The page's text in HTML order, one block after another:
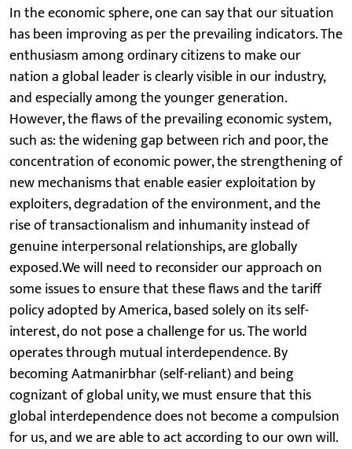
In the economic sphere, one can say that our situation
has been improving as per the prevailing indicators. The
enthusiasm among ordinary citizens to make our
nation a global leader is clearly visible in our industry,
and especially among the younger generation.
However, the flaws of the prevailing economic system,
such as: the widening gap between rich and poor, the
concentration of economic power, the strengthening of
new mechanisms that enable easier exploitation by
exploiters, degradation of the environment, and the
rise of transactionalism and inhumanity instead of
genuine interpersonal relationships, are globally
exposed.We will need to reconsider our approach on
some issues to ensure that these flaws and the tariff
policy adopted by America, based solely on its self-
interest, do not pose a challenge for us. The world
operates through mutual interdependence. By
becoming Aatmanirbhar (self-reliant) and being
cognizant of global unity, we must ensure that this
global interdependence does not become a compulsion
for us, and we are able to act according to our own will.